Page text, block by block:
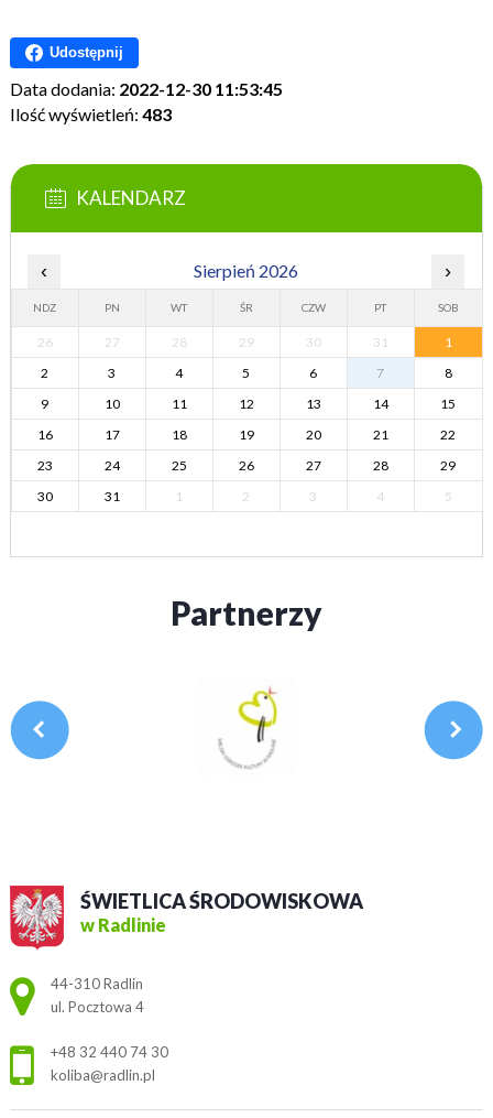
Udostępnij
Data dodania: 2022-12-30 11:53:45
Ilość wyświetleń: 483
KALENDARZ
‹ Sierpień 2026 ›
NDZ PN WT ŚR CZW PT SOB
26 27 28 29 30 31
1
2
3 4 5 6 7
8
9
10 11 12 13 14
15
16
17 18 19 20 21
22
23
24 25 26 27 28
29
30
31 1 2 3 4 5
Partnerzy
ŚWIETLICA ŚRODOWISKOWA
w Radlinie
Adres pocztowy:
44-310 Radlin
ul. Pocztowa 4
+48 32 440 74 30
koliba@radlin.pl